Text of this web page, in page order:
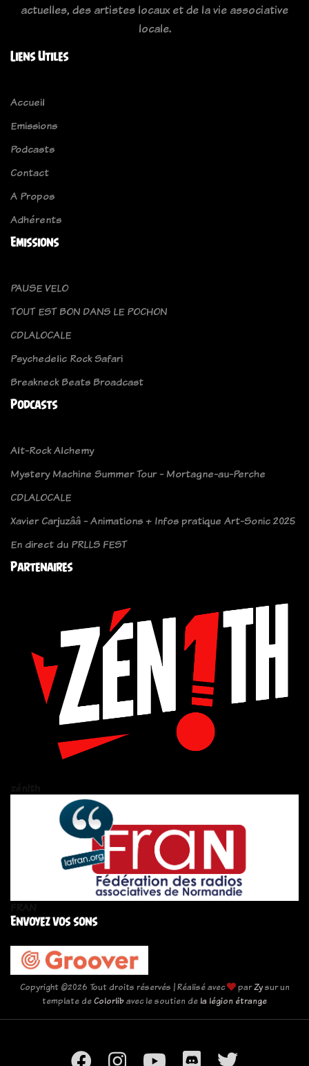
actuelles, des artistes locaux et de la vie associative
locale.
Liens Utiles
Accueil
Emissions
Podcasts
Contact
A Propos
Adhérents
Emissions
PAUSE VELO
TOUT EST BON DANS LE POCHON
CDLALOCALE
Psychedelic Rock Safari
Breakneck Beats Broadcast
Podcasts
Alt-Rock Alchemy
Mystery Machine Summer Tour - Mortagne-au-Perche
CDLALOCALE
Xavier Carjuzââ - Animations + Infos pratique Art-Sonic 2025
En direct du PRLLS FEST
Partenaires
Envoyez vos sons
Copyright ©2026 Tout droits réservés | Réalisé avec parZysur un
template deColorlibavec le soutien de la légion étrange